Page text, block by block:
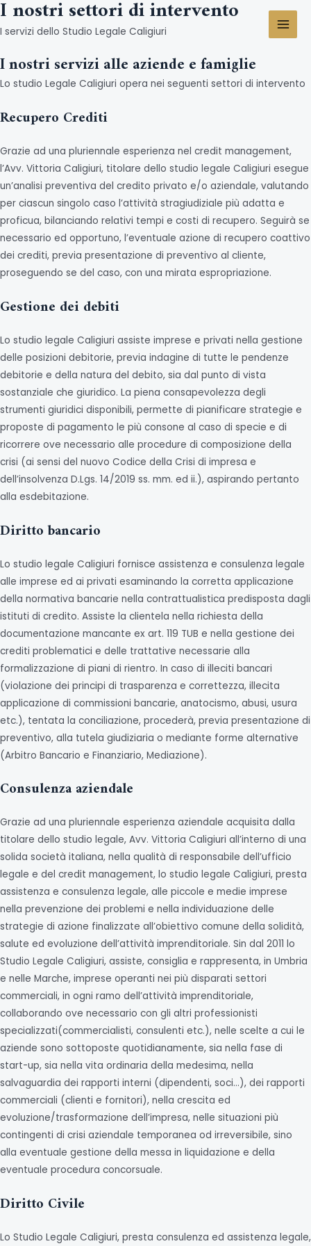
Vai
alI nostri settori di intervento
I servizi dello Studio Legale Caligiuri
I nostri servizi alle aziende e famiglie
Lo studio Legale Caligiuri opera nei seguenti settori di intervento
Recupero Crediti
Grazie ad una pluriennale esperienza nel credit management,
l’Avv. Vittoria Caligiuri, titolare dello studio legale Caligiuri esegue
un’analisi preventiva del credito privato e/o aziendale, valutando
per ciascun singolo caso l’attività stragiudiziale più adatta e
proficua, bilanciando relativi tempi e costi di recupero. Seguirà se
necessario ed opportuno, l’eventuale azione di recupero coattivo
dei crediti, previa presentazione di preventivo al cliente,
proseguendo se del caso, con una mirata espropriazione.
Gestione dei debiti
Lo studio legale Caligiuri assiste imprese e privati nella gestione
delle posizioni debitorie, previa indagine di tutte le pendenze
debitorie e della natura del debito, sia dal punto di vista
sostanziale che giuridico. La piena consapevolezza degli
strumenti giuridici disponibili, permette di pianificare strategie e
proposte di pagamento le più consone al caso di specie e di
ricorrere ove necessario alle procedure di composizione della
crisi (ai sensi del nuovo Codice della Crisi di impresa e
dell’insolvenza D.Lgs. 14/2019 ss. mm. ed ii.), aspirando pertanto
alla esdebitazione.
Diritto bancario
Lo studio legale Caligiuri fornisce assistenza e consulenza legale
alle imprese ed ai privati esaminando la corretta applicazione
della normativa bancarie nella contrattualistica predisposta dagli
istituti di credito. Assiste la clientela nella richiesta della
documentazione mancante ex art. 119 TUB e nella gestione dei
crediti problematici e delle trattative necessarie alla
formalizzazione di piani di rientro. In caso di illeciti bancari
(violazione dei principi di trasparenza e correttezza, illecita
applicazione di commissioni bancarie, anatocismo, abusi, usura
etc.), tentata la conciliazione, procederà, previa presentazione di
preventivo, alla tutela giudiziaria o mediante forme alternative
(Arbitro Bancario e Finanziario, Mediazione).
Consulenza aziendale
Grazie ad una pluriennale esperienza aziendale acquisita dalla
titolare dello studio legale, Avv. Vittoria Caligiuri all’interno di una
solida società italiana, nella qualità di responsabile dell’ufficio
legale e del credit management, lo studio legale Caligiuri, presta
assistenza e consulenza legale, alle piccole e medie imprese
nella prevenzione dei problemi e nella individuazione delle
strategie di azione finalizzate all’obiettivo comune della solidità,
salute ed evoluzione dell’attività imprenditoriale. Sin dal 2011 lo
Studio Legale Caligiuri, assiste, consiglia e rappresenta, in Umbria
e nelle Marche, imprese operanti nei più disparati settori
commerciali, in ogni ramo dell’attività imprenditoriale,
collaborando ove necessario con gli altri professionisti
specializzati(commercialisti, consulenti etc.), nelle scelte a cui le
aziende sono sottoposte quotidianamente, sia nella fase di
start-up, sia nella vita ordinaria della medesima, nella
salvaguardia dei rapporti interni (dipendenti, soci…), dei rapporti
commerciali (clienti e fornitori), nella crescita ed
evoluzione/trasformazione dell’impresa, nelle situazioni più
contingenti di crisi aziendale temporanea od irreversibile, sino
alla eventuale gestione della messa in liquidazione e della
eventuale procedura concorsuale.
Diritto Civile
Lo Studio Legale Caligiuri, presta consulenza ed assistenza legale,